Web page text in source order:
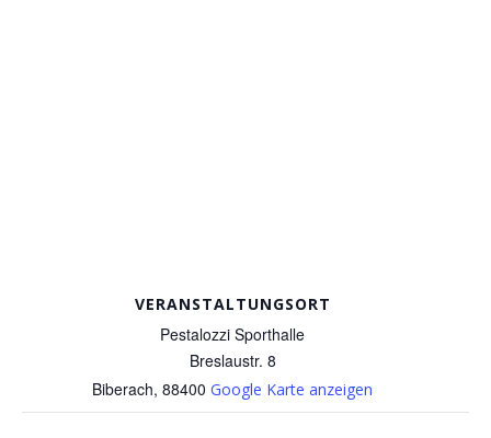
VERANSTALTUNGSORT
Pestalozzi Sporthalle
Breslaustr. 8
Biberach, 88400 Google Karte anzeigen